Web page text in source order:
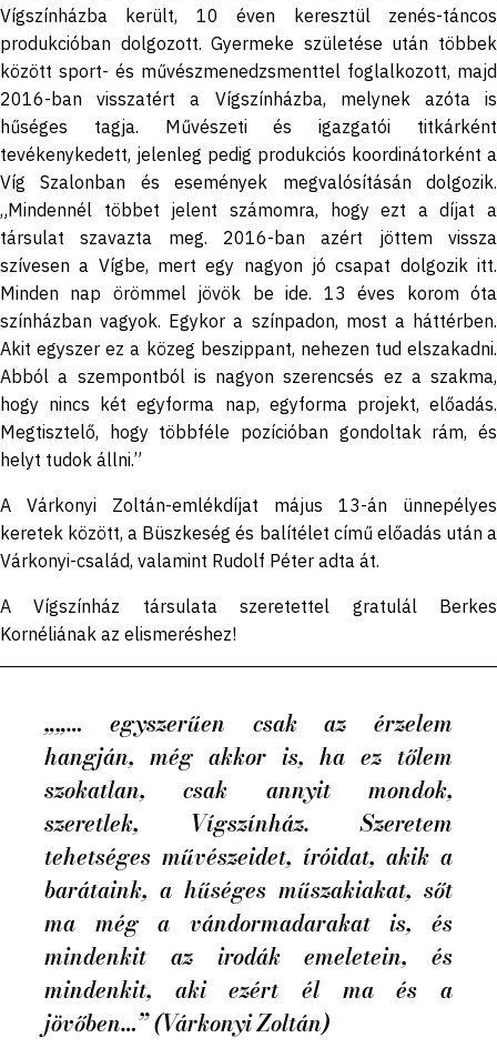
Vígszínházba került, 10 éven keresztül zenés-táncos
produkcióban dolgozott. Gyermeke születése után többek
között sport- és művészmenedzsmenttel foglalkozott, majd
2016-ban visszatért a Vígszínházba, melynek azóta is
hűséges tagja. Művészeti és igazgatói titkárként
tevékenykedett, jelenleg pedig produkciós koordinátorként a
Víg Szalonban és események megvalósításán dolgozik.
„Mindennél többet jelent számomra, hogy ezt a díjat a
társulat szavazta meg. 2016-ban azért jöttem vissza
szívesen a Vígbe, mert egy nagyon jó csapat dolgozik itt.
Minden nap örömmel jövök be ide. 13 éves korom óta
színházban vagyok. Egykor a színpadon, most a háttérben.
Akit egyszer ez a közeg beszippant, nehezen tud elszakadni.
Abból a szempontból is nagyon szerencsés ez a szakma,
hogy nincs két egyforma nap, egyforma projekt, előadás.
Megtisztelő, hogy többféle pozícióban gondoltak rám, és
helyt tudok állni.”
A Várkonyi Zoltán-emlékdíjat május 13-án ünnepélyes
keretek között, a Büszkeség és balítélet című előadás után a
Várkonyi-család, valamint Rudolf Péter adta át.
A Vígszínház társulata szeretettel gratulál Berkes
Kornéliának az elismeréshez!
„„… egyszerűen csak az érzelem
hangján, még akkor is, ha ez tőlem
szokatlan, csak annyit mondok,
szeretlek, Vígszínház. Szeretem
tehetséges művészeidet, íróidat, akik a
barátaink, a hűséges műszakiakat, sőt
ma még a vándormadarakat is, és
mindenkit az irodák emeletein, és
mindenkit, aki ezért él ma és a
jövőben…” (Várkonyi Zoltán)